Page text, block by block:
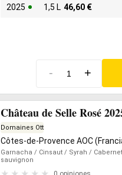
2025 1,5 L 46,60 €
- +
Château de Selle Rosé
Domaines Ott
Côtes-de-Provence AOC
Garnacha / Cinsaut / Syrah / Cabernet
sauvignon